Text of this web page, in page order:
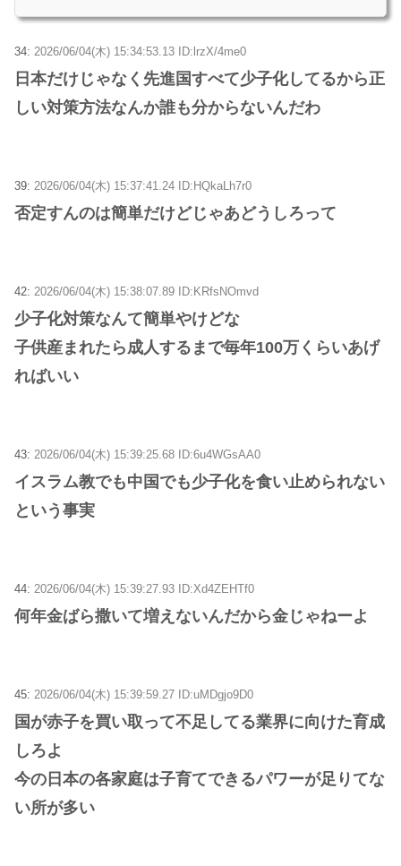
34: 2026/06/04(木) 15:34:53.13 ID:lrzX/4me0
日本だけじゃなく先進国すべて少子化してるから正
しい対策方法なんか誰も分からないんだわ
39: 2026/06/04(木) 15:37:41.24 ID:HQkaLh7r0
否定すんのは簡単だけどじゃあどうしろって
42: 2026/06/04(木) 15:38:07.89 ID:KRfsNOmvd
少子化対策なんて簡単やけどな
子供産まれたら成人するまで毎年100万くらいあげ
ればいい
43: 2026/06/04(木) 15:39:25.68 ID:6u4WGsAA0
イスラム教でも中国でも少子化を食い止められない
という事実
44: 2026/06/04(木) 15:39:27.93 ID:Xd4ZEHTf0
何年金ばら撒いて増えないんだから金じゃねーよ
45: 2026/06/04(木) 15:39:59.27 ID:uMDgjo9D0
国が赤子を買い取って不足してる業界に向けた育成
しろよ
今の日本の各家庭は子育てできるパワーが足りてな
い所が多い